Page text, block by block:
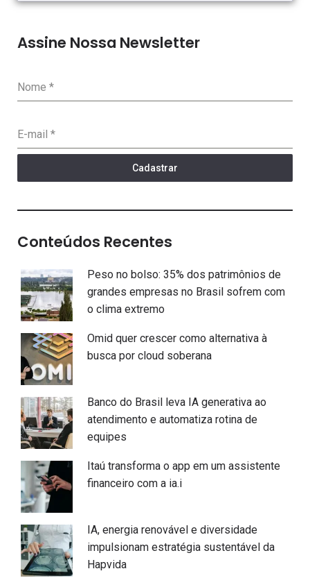
Assine Nossa Newsletter
Nome *
E-mail *
Cadastrar
Conteúdos Recentes
Peso no bolso: 35% dos patrimônios de
grandes empresas no Brasil sofrem com
o clima extremo
Omid quer crescer como alternativa à
busca por cloud soberana
Banco do Brasil leva IA generativa ao
atendimento e automatiza rotina de
equipes
Itaú transforma o app em um assistente
financeiro com a ia.i
IA, energia renovável e diversidade
impulsionam estratégia sustentável da
Hapvida